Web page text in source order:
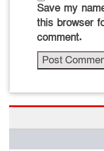
Save my
this browser
comment.